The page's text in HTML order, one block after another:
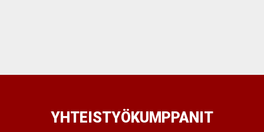
YHTEISTYÖKUMPPANIT